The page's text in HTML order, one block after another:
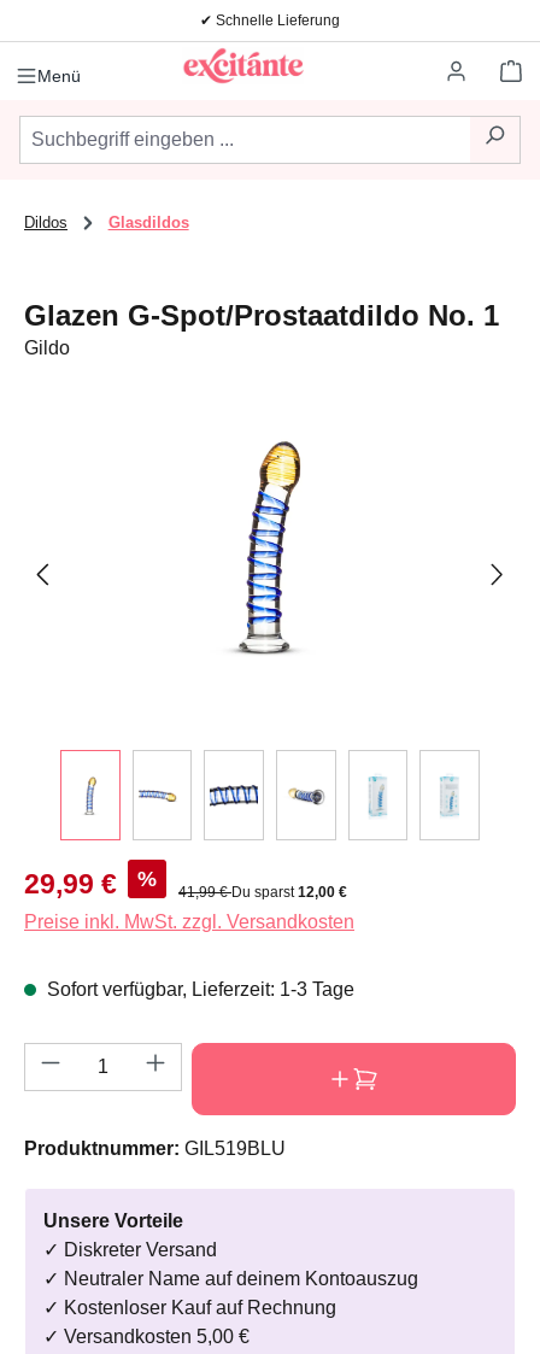
Zum Hauptinhalt springen✔ Schnelle Lieferung
Menü
Dildos Glasdildos
Glazen G-Spot/Prostaatdildo No. 1
Gildo
Verkaufspreis:
29,99 € % Regulärer Preis:
41,99 €Du sparst12,00 €
Preise inkl. MwSt. zzgl. Versandkosten
Sofort verfügbar, Lieferzeit: 1-3 Tage
Produkt Anzahl: Gib den gewünschten
Produktnummer: GIL519BLU
Unsere Vorteile
✓ Diskreter Versand
✓ Neutraler Name auf deinem Kontoauszug
✓ Kostenloser Kauf auf Rechnung
✓ Versandkosten 5,00 €